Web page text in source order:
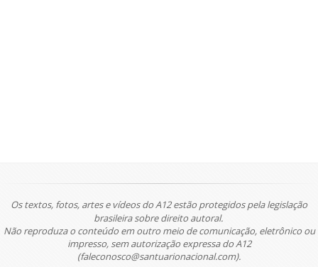
Os textos, fotos, artes e vídeos do A12 estão protegidos pela legislação
brasileira sobre direito autoral.
Não reproduza o conteúdo em outro meio de comunicação, eletrônico ou
impresso, sem autorização expressa do A12
(faleconosco@santuarionacional.com).